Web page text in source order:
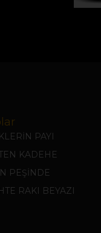
PAYI
KADEHE
PEŞİNDE
RAKI BEYAZI